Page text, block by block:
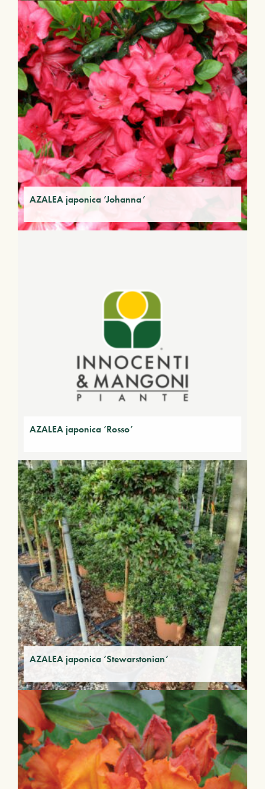
AZALEA japonica ‘Johanna’
AZALEA japonica ‘Rosso’
AZALEA japonica ‘Stewarstonian’